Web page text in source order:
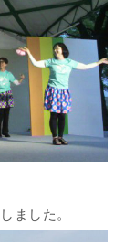
ました。